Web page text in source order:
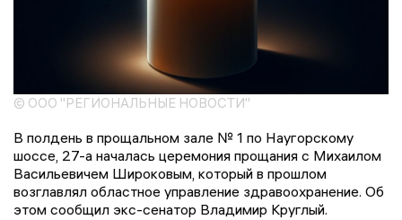
© ООО "РЕГИОНАЛЬНЫЕ НОВОСТИ"
В полдень в прощальном зале № 1 по Наугорскому
шоссе, 27-а началась церемония прощания с Михаилом
Васильевичем Широковым, который в прошлом
возглавлял областное управление здравоохранение. Об
этом сообщил экс-сенатор Владимир Круглый.